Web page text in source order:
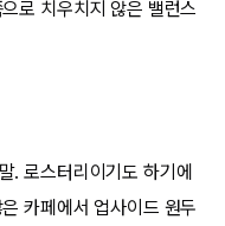
로 치우치지 않은 밸런스
. 로스터리이기도 하기에
카페에서 업사이드 원두